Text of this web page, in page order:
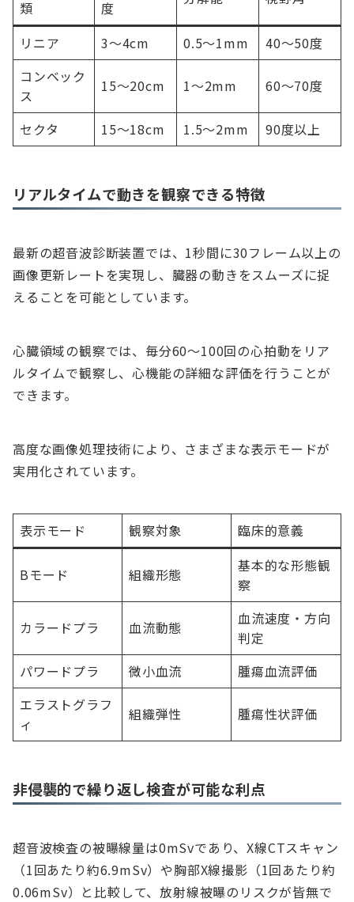
類 度
リニア 3～4cm 0.5～1mm
40～50度
コンベック
ス
15～20cm 1～2mm 60～70度
セクタ 15～18cm 1.5～2mm 90度以上
リアルタイムで動きを観察できる特徴
最新の超音波診断装置では、1秒間に30フレーム以上の
画像更新レートを実現し、臓器の動きをスムーズに捉
えることを可能としています。
心臓領域の観察では、毎分60～100回の心拍動をリア
ルタイムで観察し、心機能の詳細な評価を行うことが
できます。
高度な画像処理技術により、さまざまな表示モードが
実用化されています。
表示モード 観察対象 臨床的意義
Bモード 組織形態
基本的な形態観
察
カラードプラ 血流動態
血流速度・方向
判定
パワードプラ
微小血流
腫瘍血流評価
エラストグラフ
ィ
組織弾性 腫瘍性状評価
非侵襲的で繰り返し検査が可能な利点
超音波検査の被曝線量は0mSvであり、X線CTスキャン
（1回あたり約6.9mSv）や胸部X線撮影（1回あたり約
0.06mSv）と比較して、放射線被曝のリスクが皆無で